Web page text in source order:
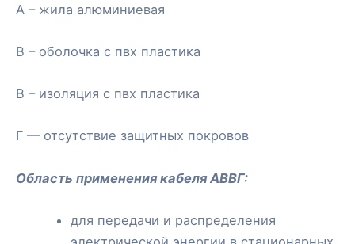
А – жила алюминиевая
В – оболочка с пвх пластика
В – изоляция с пвх пластика
Г — отсутствие защитных покровов
Область применения кабеля АВВГ:
для передачи и распределения